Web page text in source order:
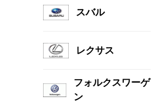
スバル
レクサス
フォルクスワーゲ
ン